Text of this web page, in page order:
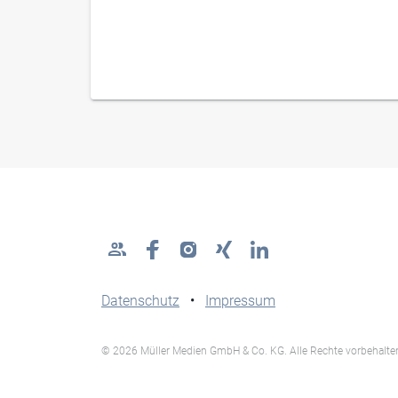
Datenschutz • Impressum
© 2026 Müller Medien GmbH & Co. KG. Alle Rechte